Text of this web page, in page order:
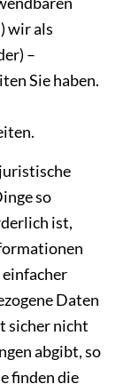
wir als
–
Sie haben.
so
ist,
Daten
sicher nicht
abgibt, so
finden die